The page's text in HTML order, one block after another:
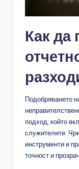
Как да
Подобряването
подход, който
служителите.
инструменти и
точност и